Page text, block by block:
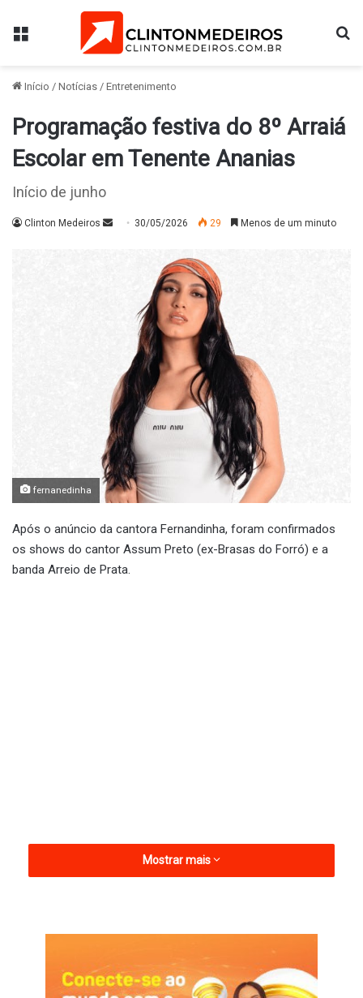
Menu
Início / Notícias / Entretenimento
Programação festiva do 8º Arraiá
Escolar em Tenente Ananias
Início de junho
Clinton Medeiros
Mande30/05/2026 29 Menos de um minuto
fernanedinha
Após o anúncio da cantora Fernandinha, foram confirmados
os shows do cantor Assum Preto (ex-Brasas do Forró) e a
banda Arreio de Prata.
sociais do município, reúne apresentações culturais e de
quadrilhas juninas, numa celebração as tradições nordestinas.
Mostrar mais